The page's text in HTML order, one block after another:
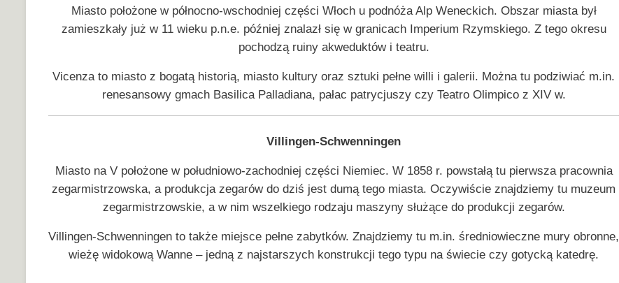
Miasto położone w północno-wschodniej części Włoch u podnóża Alp Weneckich. Obszar miasta był
zamieszkały już w 11 wieku p.n.e. później znalazł się w granicach Imperium Rzymskiego. Z tego okresu
pochodzą ruiny akweduktów i teatru.
Vicenza to miasto z bogatą historią, miasto kultury oraz sztuki pełne willi i galerii. Można tu podziwiać m.in.
renesansowy gmach Basilica Palladiana, pałac patrycjuszy czy Teatro Olimpico z XIV w.
Villingen-Schwenningen
Miasto na V położone w południowo-zachodniej części Niemiec. W 1858 r. powstałą tu pierwsza pracownia
zegarmistrzowska, a produkcja zegarów do dziś jest dumą tego miasta. Oczywiście znajdziemy tu muzeum
zegarmistrzowskie, a w nim wszelkiego rodzaju maszyny służące do produkcji zegarów.
Villingen-Schwenningen to także miejsce pełne zabytków. Znajdziemy tu m.in. średniowieczne mury obronne,
wieżę widokową Wanne – jedną z najstarszych konstrukcji tego typu na świecie czy gotycką katedrę.